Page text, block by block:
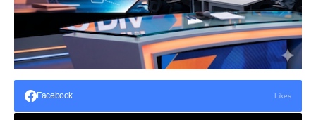
Facebook Likes